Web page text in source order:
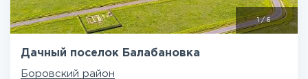
1/6
Дачный поселок Балабановка
Боровский район